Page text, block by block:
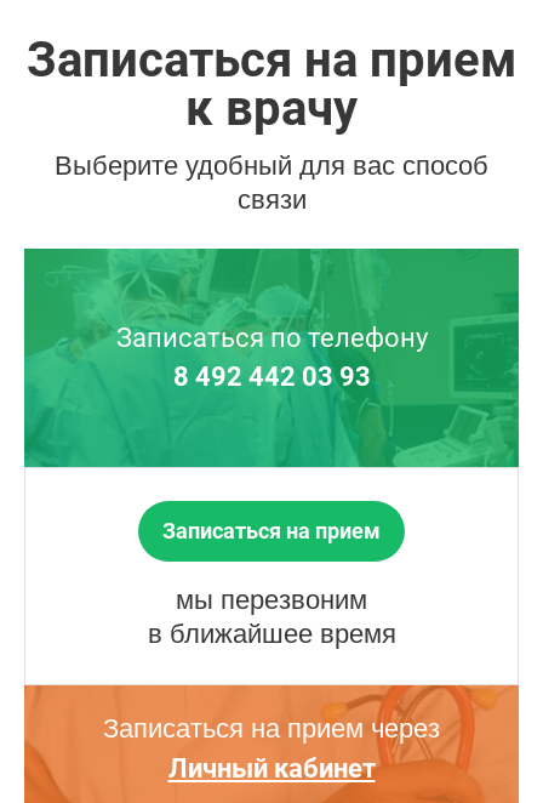
Записаться на прием
к врачу
Выберите удобный для вас способ
связи
Записаться по телефону
8 492 442 03 93
Записаться на прием
мы перезвоним
в ближайшее время
Записаться на прием через
Личный кабинет